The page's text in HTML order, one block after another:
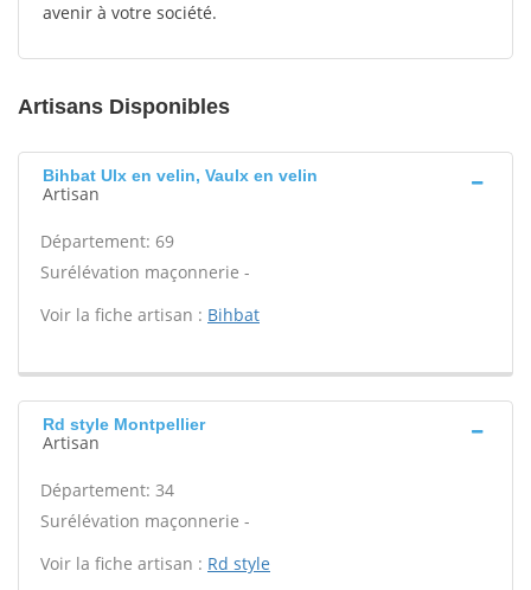
avenir à votre société.
Artisans Disponibles
Bihbat Ulx en velin, Vaulx en velin
Artisan
Département: 69
Surélévation maçonnerie -
Voir la fiche artisan : Bihbat
Rd style Montpellier
Artisan
Département: 34
Surélévation maçonnerie -
Voir la fiche artisan : Rd style